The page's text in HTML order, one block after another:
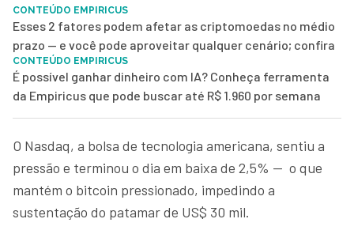
CONTEÚDO EMPIRICUS
Esses 2 fatores podem afetar as criptomoedas no médio
prazo — e você pode aproveitar qualquer cenário; confira
CONTEÚDO EMPIRICUS
É possível ganhar dinheiro com IA? Conheça ferramenta
da Empiricus que pode buscar até R$ 1.960 por semana
O Nasdaq, a bolsa de tecnologia americana, sentiu a
pressão e terminou o dia em baixa de 2,5% — o que
mantém o bitcoin pressionado, impedindo a
sustentação do patamar de US$ 30 mil.